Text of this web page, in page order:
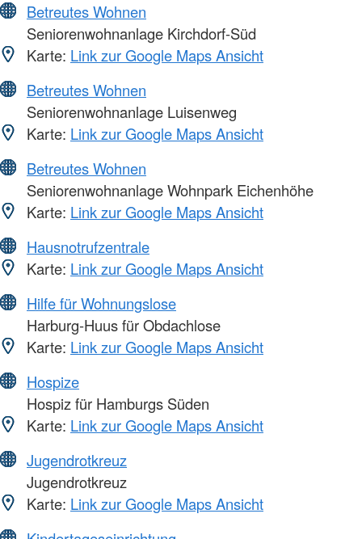
Betreutes Wohnen
Seniorenwohnanlage Kirchdorf-Süd
Karte: Link zur Google Maps Ansicht
Betreutes Wohnen
Seniorenwohnanlage Luisenweg
Karte: Link zur Google Maps Ansicht
Betreutes Wohnen
Seniorenwohnanlage Wohnpark Eichenhöhe
Karte: Link zur Google Maps Ansicht
Hausnotrufzentrale
Karte: Link zur Google Maps Ansicht
Hilfe für Wohnungslose
Harburg-Huus für Obdachlose
Karte: Link zur Google Maps Ansicht
Hospize
Hospiz für Hamburgs Süden
Karte: Link zur Google Maps Ansicht
Jugendrotkreuz
Jugendrotkreuz
Karte: Link zur Google Maps Ansicht